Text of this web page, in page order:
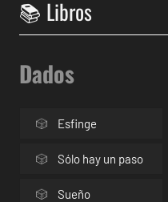
Dados
Esfinge
Sólo hay un paso
Sueño